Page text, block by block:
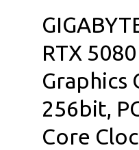
RTX
Graphics
256bit,
Core